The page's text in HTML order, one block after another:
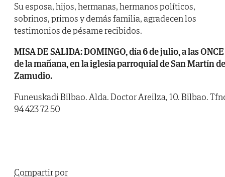
Su esposa, hijos, hermanas, hermanos políticos,
sobrinos, primos y demás familia, agradecen los
testimonios de pésame recibidos.
MISA DE SALIDA: DOMINGO, día 6 de julio, a las ONCE
de la mañana, en la iglesia parroquial de San Martín de
Zamudio.
Funeuskadi Bilbao. Alda. Doctor Areilza, 10. Bilbao.
94 423 72 50
Compartir por